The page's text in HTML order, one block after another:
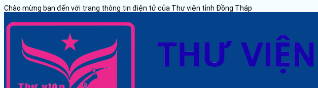
Chào mừng bạn đến với trang thông tin điện tử của Thư viện tỉnh Đồng Tháp